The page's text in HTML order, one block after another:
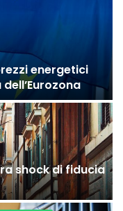
energetici
shock di fiducia